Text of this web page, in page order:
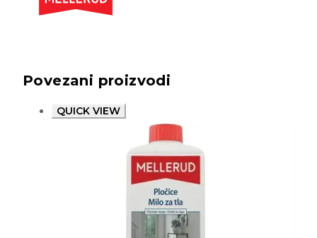
Povezani proizvodi
QUICK VIEW